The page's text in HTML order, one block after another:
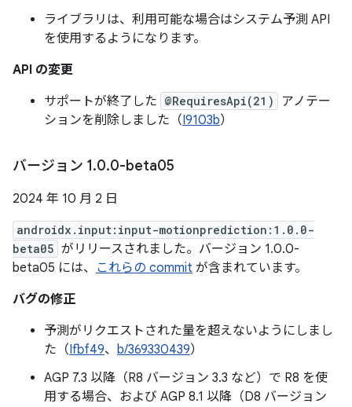
ライブラリは、利用可能な場合はシステム予測 API
を使用するようになります。
API の変更
サポートが終了した @RequiresApi(21)
アノテー
ションを削除しました（I9103b）
バージョン 1.0.0-beta05
2024 年 10 月 2 日
androidx.input:input-motionprediction:1.0.0-
beta05 がリリースされました。バージョン 1.0.0-
beta05 には、 これらの commit が含まれています。
バグの修正
予測がリクエストされた量を超えないようにしまし
た（Ifbf49、 b/369330439）
AGP 7.3 以降（R8 バージョン 3.3 など）で R8 を使
用する場合、および AGP 8.1 以降（D8 バージョン